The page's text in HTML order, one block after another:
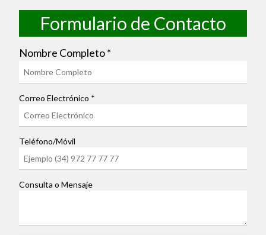
Formulario de Contacto
Nombre Completo*
Correo Electrónico *
Teléfono/Móvil
Consulta o Mensaje